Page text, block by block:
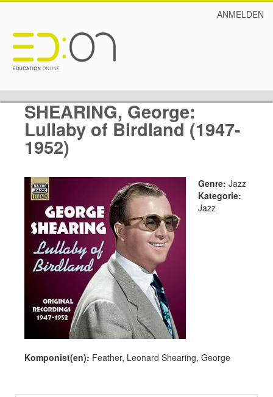
ANMELDEN
SHEARING, George:
Lullaby of Birdland (1947-
1952)
Genre: Jazz
Kategorie:
Jazz
Komponist(en): Feather, Leonard Shearing, George